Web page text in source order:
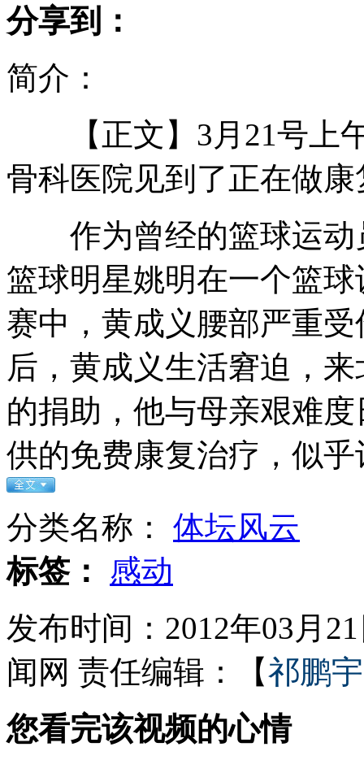
女友上厕所遭阻 男子捅死保安
日考虑在冲绳部署"爱国者3"型导弹
高中女生穿汉服被学校要求换掉
叙反对派武装被指处决政府支持者
各地小偷聚集开年会搞竞赛被一锅端
山西运城恶犬咬伤多人 警民合力深夜将其击毙
女孩北京地铁殴打老人 痛下狠手拳打脚踢
无痛分娩是否安全 医生回应
外交部：反对强权政治霸凌主义
外交部：有关国家言论片面不公正
分享到：
简介：
【正文】3月21号上午
骨科医院见到了正在做
作为曾经的篮球运动
篮球明星姚明在一个篮
赛中，黄成义腰部严重
后，黄成义生活窘迫，
的捐助，他与母亲艰难
供的免费康复治疗，似
分类名称： 体坛风云
标签：
感动
发布时间：2012年03月
闻网 责任编辑：【祁鹏宇
您看完该视频的心情